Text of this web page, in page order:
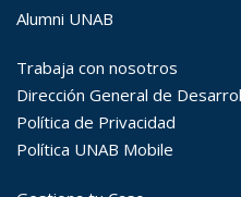
Carrera